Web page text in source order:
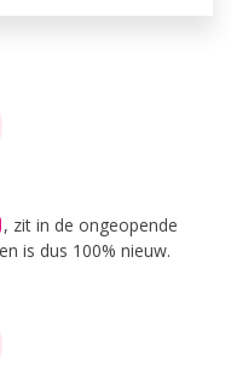
, zit in de ongeopende
is dus 100% nieuw.